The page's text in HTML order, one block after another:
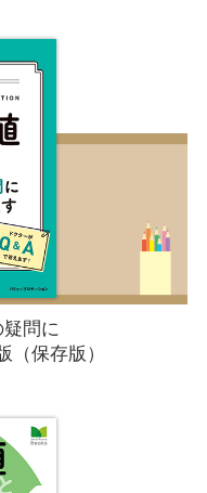
問に
（保存版）